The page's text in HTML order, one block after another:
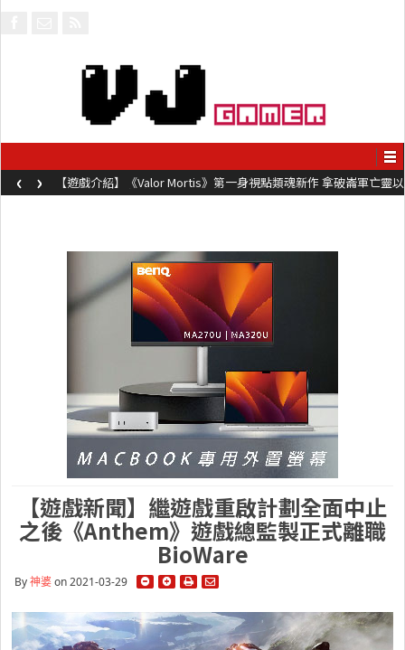
【遊戲介紹】《Valor Mortis》第一身視點類魂新作 拿破崙軍亡靈以
槍械劍與魔法殺敵
‹ ›
【遊戲新聞】繼遊戲重啟計劃全面中止
之後《Anthem》遊戲總監製正式離職
BioWare
By神婆on 2021-03-29